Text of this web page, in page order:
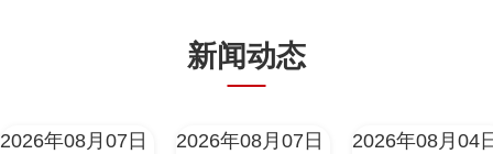
新闻动态
2026年08月07日 2026年08月07日 2026年08月04